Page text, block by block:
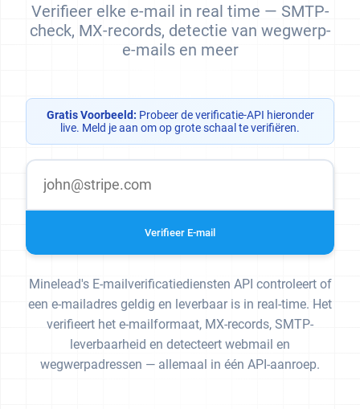
Verifieer elke e-mail in real time — SMTP-
check, MX-records, detectie van wegwerp-
e-mails en meer
Gratis Voorbeeld: Probeer de verificatie-API hieronder
live. Meld je aan om op grote schaal te verifiëren.
Verifieer E-mail
Minelead's E-mailverificatiediensten API controleert of
een e-mailadres geldig en leverbaar is in real-time. Het
verifieert het e-mailformaat, MX-records, SMTP-
leverbaarheid en detecteert webmail en
wegwerpadressen — allemaal in één API-aanroep.